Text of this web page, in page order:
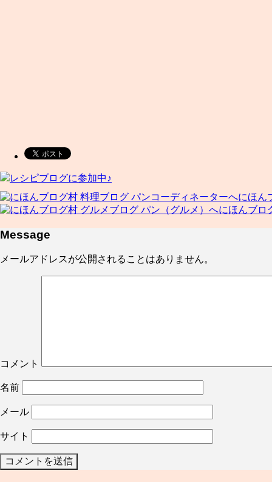
レシピブログに参加中♪
にほん
にほんブロ
Message
メールアドレスが公開されることはありません。
コメント
名前
メール
サイト